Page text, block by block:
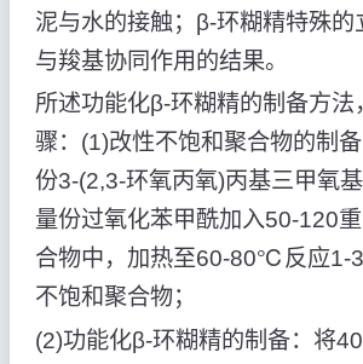
泥与水的接触；β-环糊精特殊的
与羧基协同作用的结果。
所述功能化β-环糊精的制备方法
骤：(1)改性不饱和聚合物的制
份3-(2,3-环氧丙氧)丙基三甲氧
量份过氧化苯甲酰加入50-120
合物中，加热至60-80℃反应1-
不饱和聚合物；
(2)功能化β-环糊精的制备：将